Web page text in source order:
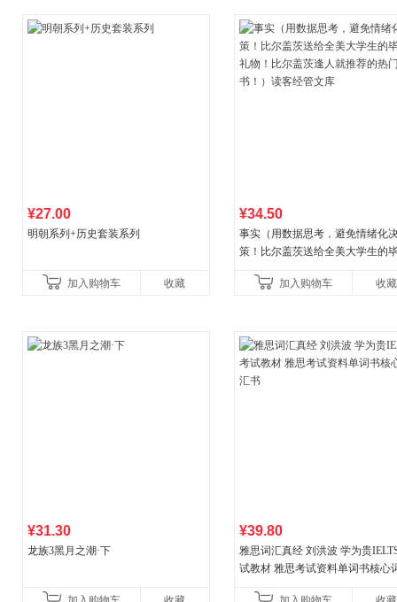
¥27.00
明朝系列+历史套装系列
加入购物车 收藏
¥34.50
事实（用数据思考，避免情绪化
策！比尔盖茨送给全美大学生的
书！）读客经管文库
加入购物车 收藏
¥31.30
龙族3黑月之潮·下
¥39.80
雅思词汇真经 刘洪波 学为贵
试教材 雅思考试资料单词书核心